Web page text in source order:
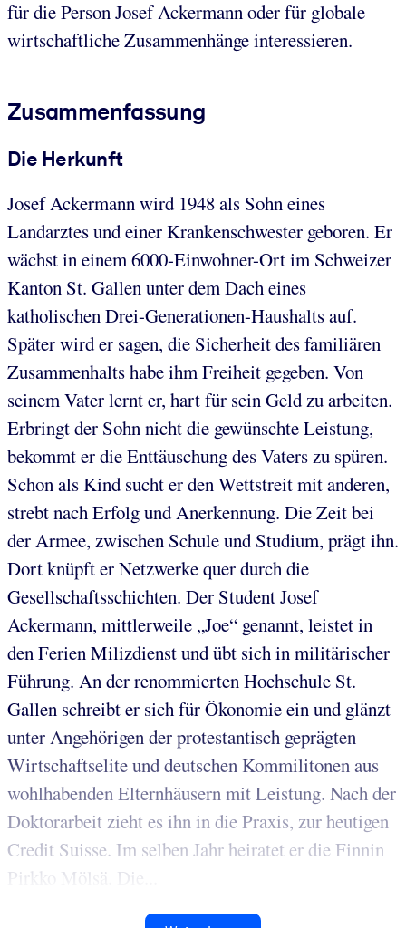
für die Person Josef Ackermann oder für globale
wirtschaftliche Zusammenhänge interessieren.
Zusammenfassung
Die Herkunft
Josef Ackermann wird 1948 als Sohn eines
Landarztes und einer Krankenschwester geboren. Er
wächst in einem 6000-Einwohner-Ort im Schweizer
Kanton St. Gallen unter dem Dach eines
katholischen Drei-Generationen-Haushalts auf.
Später wird er sagen, die Sicherheit des familiären
Zusammenhalts habe ihm Freiheit gegeben. Von
seinem Vater lernt er, hart für sein Geld zu arbeiten.
Erbringt der Sohn nicht die gewünschte Leistung,
bekommt er die Enttäuschung des Vaters zu spüren.
Schon als Kind sucht er den Wettstreit mit anderen,
strebt nach Erfolg und Anerkennung. Die Zeit bei
der Armee, zwischen Schule und Studium, prägt ihn.
Dort knüpft er Netzwerke quer durch die
Gesellschaftsschichten. Der Student Josef
Ackermann, mittlerweile „Joe“ genannt, leistet in
den Ferien Milizdienst und übt sich in militärischer
Führung. An der renommierten Hochschule St.
Gallen schreibt er sich für Ökonomie ein und glänzt
unter Angehörigen der protestantisch geprägten
Wirtschaftselite und deutschen Kommilitonen aus
wohlhabenden Elternhäusern mit Leistung. Nach der
Doktorarbeit zieht es ihn in die Praxis, zur heutigen
Credit Suisse. Im selben Jahr heiratet er die Finnin
Pirkko Mölsä. Die...